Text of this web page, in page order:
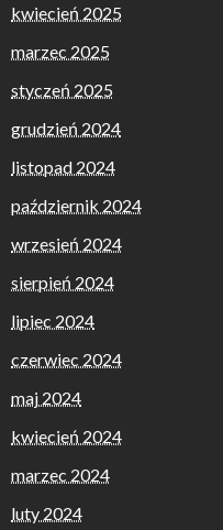
kwiecień 2025
marzec 2025
styczeń 2025
grudzień 2024
listopad 2024
październik 2024
wrzesień 2024
sierpień 2024
lipiec 2024
czerwiec 2024
maj 2024
kwiecień 2024
marzec 2024
luty 2024